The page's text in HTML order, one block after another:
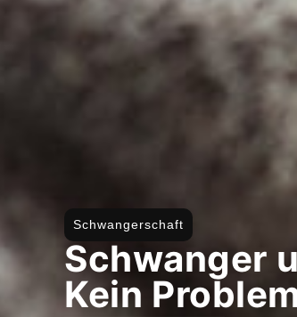
Schwangerschaft
Schwanger
Kein